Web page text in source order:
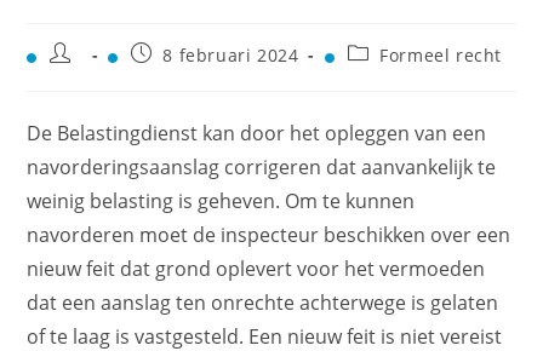
8 februari 2024 Formeel recht
De Belastingdienst kan door het opleggen van een
navorderingsaanslag corrigeren dat aanvankelijk te
weinig belasting is geheven. Om te kunnen
navorderen moet de inspecteur beschikken over een
nieuw feit dat grond oplevert voor het vermoeden
dat een aanslag ten onrechte achterwege is gelaten
of te laag is vastgesteld. Een nieuw feit is niet vereist